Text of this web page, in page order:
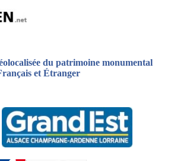
du patrimoine monumental
et Étranger